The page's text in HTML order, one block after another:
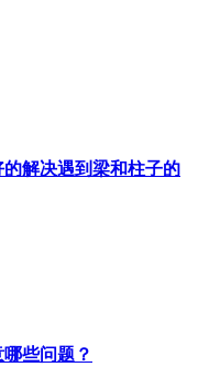
解决遇到梁和柱子的
些问题？